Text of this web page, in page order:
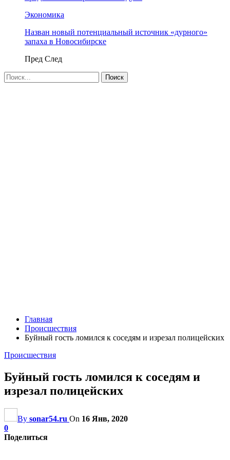
Экономика
Назван новый потенциальный источник «дурного»
запаха в Новосибирске
Пред След
Главная
Происшествия
Буйный гость ломился к соседям и изрезал полицейских
Происшествия
Буйный гость ломился к соседям и
изрезал полицейских
By sonar54.ru On 16 Янв, 2020
0
Поделиться